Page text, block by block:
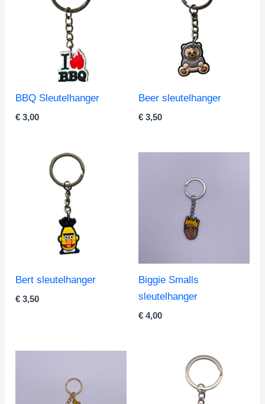
BBQ Sleutelhanger
€ 3,00
Beer sleutelhanger
€ 3,50
Bert sleutelhanger
€ 3,50
Biggie Smalls
sleutelhanger
€ 4,00